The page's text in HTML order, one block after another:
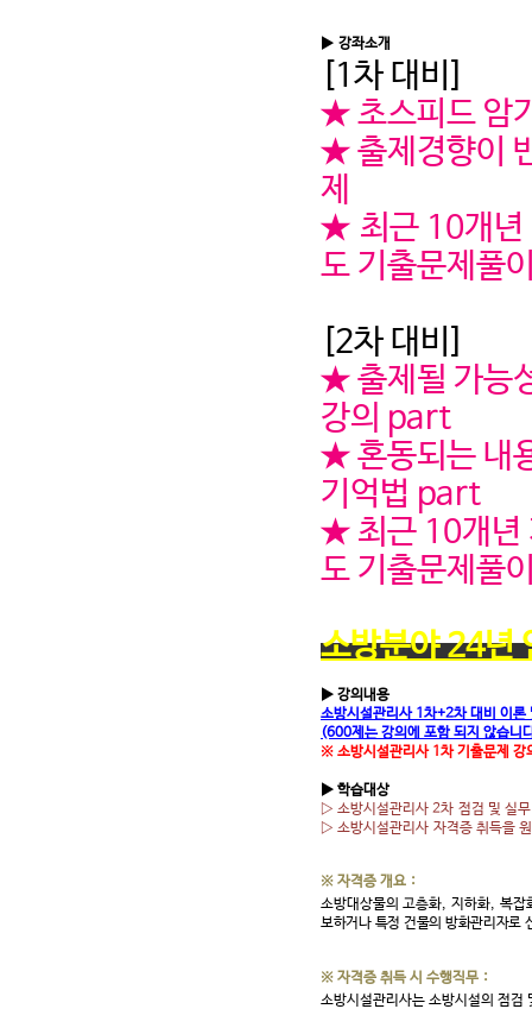
▶ 강좌소개
[1차 대비]
★ 초스피드 암
★ 출제경향이
제
★ 최근 10개년
도 기출문제풀
[2차 대비]
★ 출제될 가능
강의 part
★ 혼동되는 내
기억법 part
★ 최근 10개년
도 기출문제풀
소방분야 24년
▶ 강의내용
소방시설관리사 1차+2차 대비 이론
(600제는 강의에 포함 되지 않습니
※ 소방시설관리사 1차 기출문제
▶ 학습대상
▷ 소방시설관리사 2차 점검 및 실
▷ 소방시설관리사 자격증 취득을
※ 자격증 개요 :
소방대상물의 고층화, 지하화, 복잡
보하거나 특정 건물의 방화관리자로
※ 자격증 취득 시 수행직무 :
소방시설관리사는 소방시설의 점검